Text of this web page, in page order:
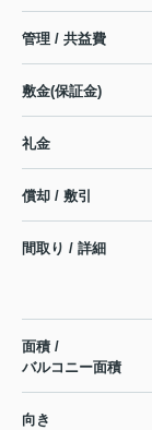
管理 / 共益費
敷金(保証金)
礼金
償却 / 敷引
間取り / 詳細
面積 /
バルコニー面積
向き